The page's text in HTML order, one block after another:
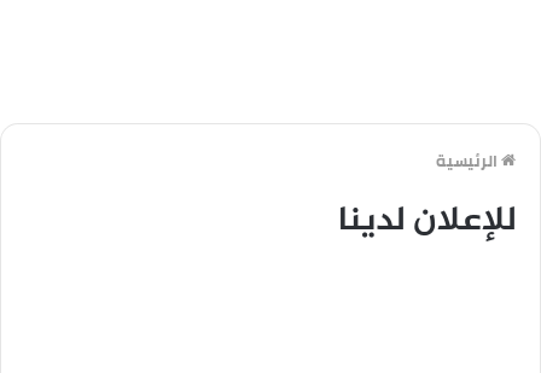
الرئيسية
للإعلان لدينا